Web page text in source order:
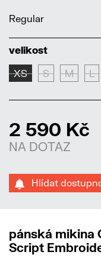
Regular
velikost
XS S M L
2 590 Kč
NA DOTAZ
Hlídat
pánská mikina
Script